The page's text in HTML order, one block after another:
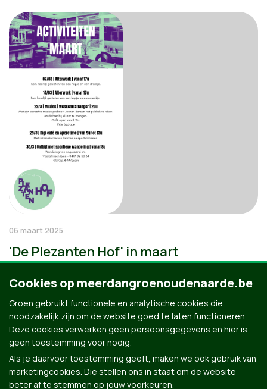
06 maart 2025
'De Plezanten Hof' in maart
Cookies op meerdangroenoudenaarde.be
Groen gebruikt functionele en analytische cookies die
noodzakelijk zijn om de website goed te laten functioneren.
Deze cookies verwerken geen persoonsgegevens en hier is
geen toestemming voor nodig.
Als je daarvoor toestemming geeft, maken we ook gebruik van
marketingcookies. Die stellen ons in staat om de website
beter af te stemmen op jouw voorkeuren.